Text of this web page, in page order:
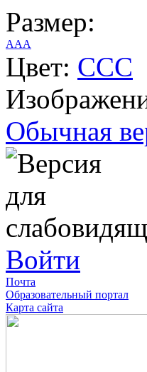
Размер:
AAA
Цвет: CCC
Обычная
Войти
Почта
Образовательный портал
Карта сайта